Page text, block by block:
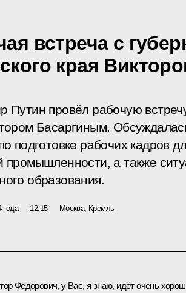
встреча с
края
Путин провёл рабочую
Басаргиным.
подготовке рабочих кадров
промышленности, а также
образования.
года 12:15 Москва, Кремль
Фёдорович, у Вас, я знаю, идёт очень